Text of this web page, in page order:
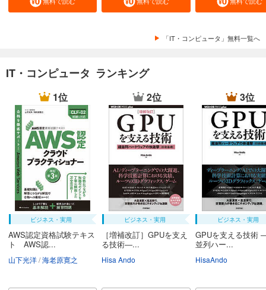
「IT・コンピュータ」無料一覧へ
IT・コンピュータ ランキング
1位
ビジネス・実用
AWS認定資格試験テキス
ト AWS認...
山下光洋 海老原寛之
2位
ビジネス・実用
［増補改訂］GPUを支え
る技術―...
Hisa Ando
3位
ビジネス・実用
GPUを支える技術
並列ハー...
HisaAndo